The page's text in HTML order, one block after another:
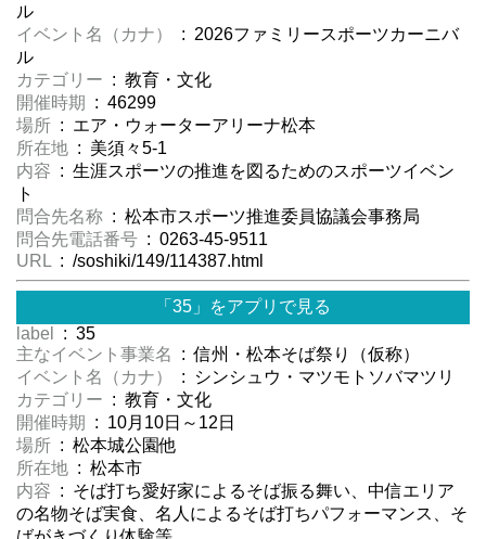
ル
イベント名（カナ）
: 2026ファミリースポーツカーニバ
ル
カテゴリー : 教育・文化
開催時期
: 46299
場所 : エア・ウォーターアリーナ松本
所在地 : 美須々5-1
内容 : 生涯スポーツの推進を図るためのスポーツイベン
ト
問合先名称 : 松本市スポーツ推進委員協議会事務局
問合先電話番号 : 0263-45-9511
URL : /soshiki/149/114387.html
「35」をアプリで見る
label
: 35
主なイベント事業名
: 信州・松本そば祭り（仮称）
イベント名（カナ）
: シンシュウ・マツモトソバマツリ
カテゴリー : 教育・文化
開催時期
: 10月10日～12日
場所 : 松本城公園他
所在地 : 松本市
内容 : そば打ち愛好家によるそば振る舞い、中信エリア
の名物そば実食、名人によるそば打ちパフォーマンス、そ